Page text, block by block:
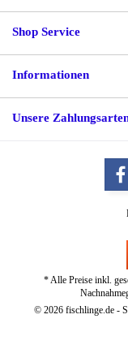
Shop Service
Informationen
Unsere
* Alle Preise inkl.
© 2026 fischlinge.de -